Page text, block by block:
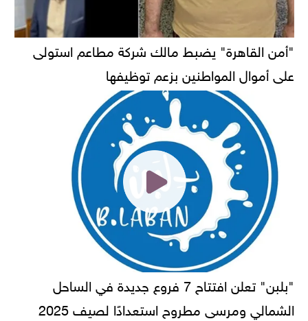
"أمن القاهرة" يضبط مالك شركة مطاعم استولى
على أموال المواطنين بزعم توظيفها
"بلبن" تعلن افتتاح 7 فروع جديدة في الساحل
الشمالي ومرسى مطروح استعدادًا لصيف 2025